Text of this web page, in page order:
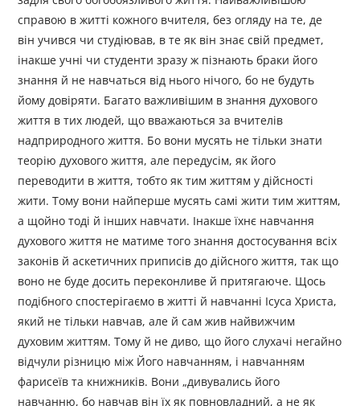
справою в житті кожного вчителя, без огляду на те, де
він учився чи студіював, в те як він знає свій предмет,
інакше учні чи студенти зразу ж пізнають браки його
знання й не навчаться від нього нічого, бо не будуть
йому довіряти. Багато важливішим в знання духового
життя в тих людей, що вважаються за вчителів
надприродного життя. Бо вони мусять не тільки знати
теорію духового життя, але передусім, як його
переводити в життя, тобто як тим життям у дійсності
жити. Тому вони найперше мусять самі жити тим життям,
а щойно тоді й інших навчати. Інакше їхнє навчання
духового життя не матиме того знання достосування всіх
законів й аскетичних приписів до дійсного життя, так що
воно не буде досить переконливе й притягаюче. Щось
подібного спостерігаємо в житті й навчанні Ісуса Христа,
який не тільки навчав, але й сам жив найвижчим
духовим життям. Тому й не диво, що його слухачі негайно
відчули різницю між Його навчанням, і навчанням
фарисеїв та книжників. Вони „дивувались його
навчанню, бо навчав він їх як повновладний, а не як